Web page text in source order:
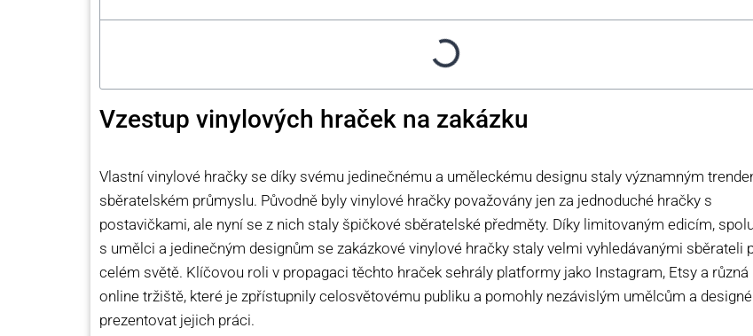
Vzestup vinylových hraček na zakázku
Vlastní vinylové hračky se díky svému jedinečnému a uměleckému designu staly významným
sběratelském průmyslu. Původně byly vinylové hračky považovány jen za jednoduché hračky s
postavičkami, ale nyní se z nich staly špičkové sběratelské předměty. Díky limitovaným edicím,
s umělci a jedinečným designům se zakázkové vinylové hračky staly velmi vyhledávanými sběrateli
celém světě. Klíčovou roli v propagaci těchto hraček sehrály platformy jako Instagram, Etsy a různá
online tržiště, které je zpřístupnily celosvětovému publiku a pomohly nezávislým umělcům a
prezentovat jejich práci.